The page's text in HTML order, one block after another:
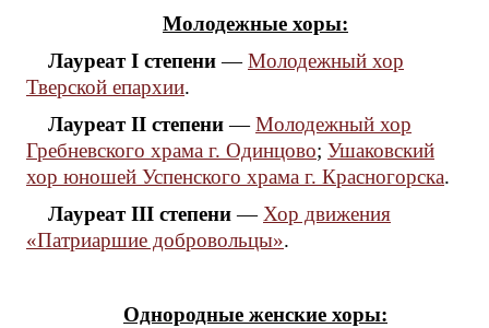
Молодежные хоры:
Лауреат I степени—Молодежный хор
Тверской епархии.
Лауреат II степени—Молодежный хор
Гребневского храма г. Одинцово; Ушаковский
хор юношей Успенского храма г. Красногорска.
Лауреат III степени— Хор движения
«Патриаршие добровольцы».
Однородные женские хоры: